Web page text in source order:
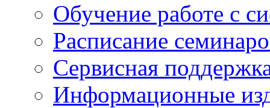
Обучение работе с
Расписание
Сервисная
Информационные